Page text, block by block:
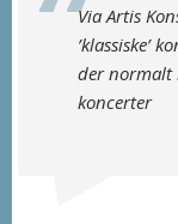
Via Artis
’klassiske’
der normalt
koncerter